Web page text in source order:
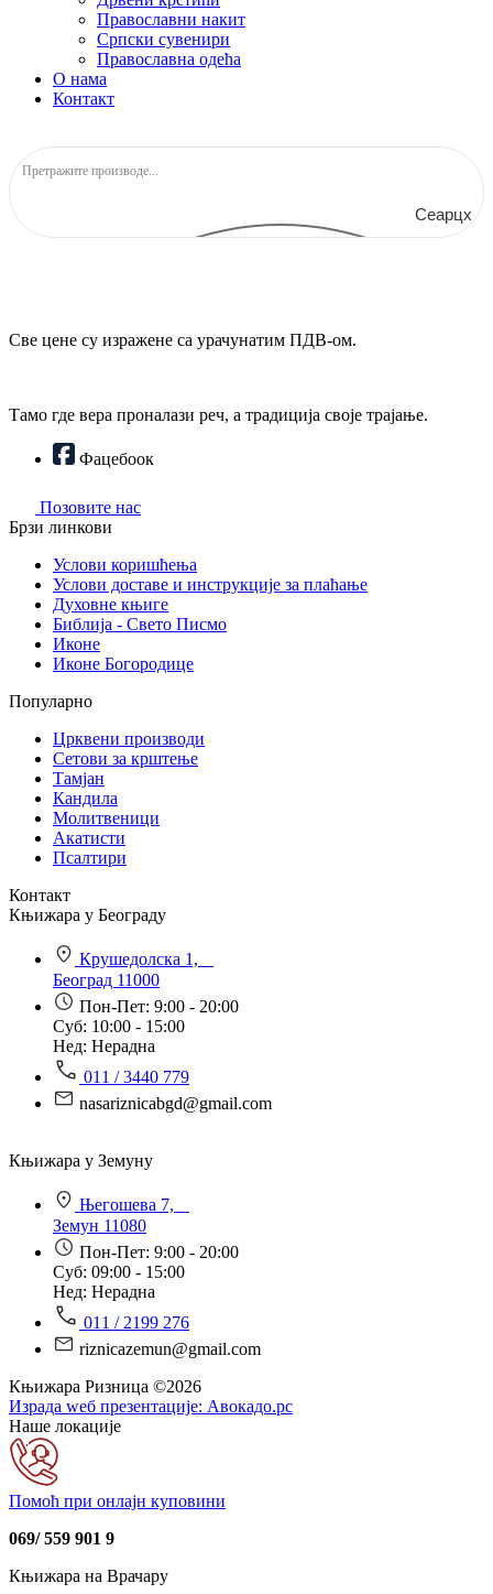
Православни накит
Српски сувенири
Православна одећа
О нама
Контакт
Сеарцх
Све цене су изражене са урачунатим ПДВ-ом.
Тамо где вера проналази реч, а традиција своје трајање.
Фацебоок
Позовите нас
Брзи линкови
Услови коришћења
Услови доставе и инструкције за плаћање
Духовне књиге
Библија - Свето Писмо
Иконе
Иконе Богородице
Популарно
Црквени производи
Сетови за крштење
Тамјан
Кандила
Молитвеници
Акатисти
Псалтири
Контакт
Књижара у Београду
Крушедолска 1,
Београд 11000
Пон-Пет: 9:00 - 20:00
Суб: 10:00 - 15:00
Нед: Нерадна
011 / 3440 779
nasariznicabgd@gmail.com
Књижара у Земуну
Његошева 7,
Земун 11080
Пон-Пет: 9:00 - 20:00
Суб: 09:00 - 15:00
Нед: Нерадна
011 / 2199 276
riznicazemun@gmail.com
Књижара Ризница ©️2026
Израда wеб презентације: Авокадо.рс
Наше локације
Помоћ при онлајн куповини
069/ 559 901 9
Књижара на Врачару